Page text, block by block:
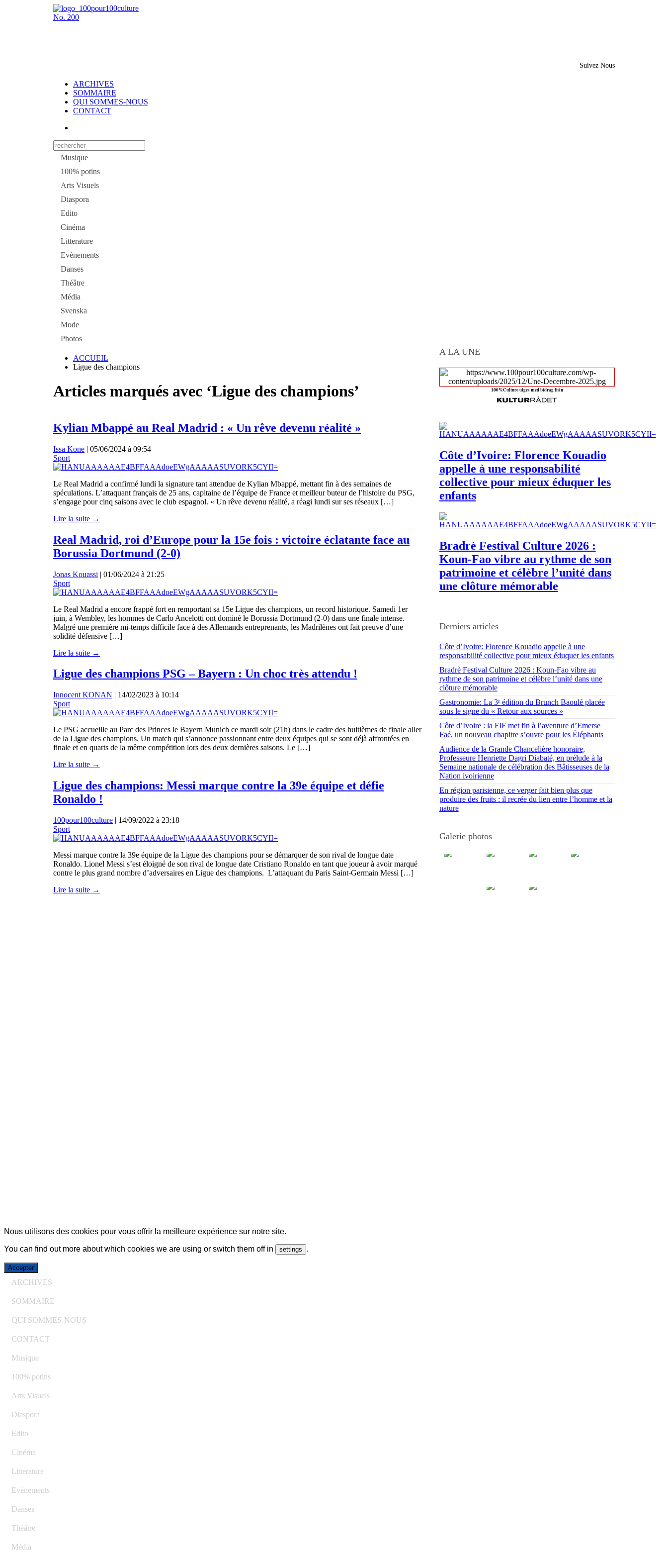
No. 200
Suivez Nous
ARCHIVES
SOMMAIRE
QUI SOMMES-NOUS
CONTACT
Musique
100% potins
Arts Visuels
Diaspora
Edito
Cinéma
Litterature
Evènements
Danses
Théâtre
Média
Svenska
Mode
Photos
ACCUEIL
Ligue des champions
Articles marqués avec ‘Ligue des champions’
Kylian Mbappé au Real Madrid : « Un rêve devenu réalité »
Issa Kone | 05/06/2024 à 09:54
Sport
Le Real Madrid a confirmé lundi la signature tant attendue de Kylian Mbappé, mettant fin à des semaines de
spéculations. L’attaquant français de 25 ans, capitaine de l’équipe de France et meilleur buteur de l’histoire du PSG,
s’engage pour cinq saisons avec le club espagnol. « Un rêve devenu réalité, a réagi lundi sur ses réseaux […]
Lire la suite →
Real Madrid, roi d’Europe pour la 15e fois : victoire éclatante face au
Borussia Dortmund (2-0)
Jonas Kouassi | 01/06/2024 à 21:25
Sport
Le Real Madrid a encore frappé fort en remportant sa 15e Ligue des champions, un record historique. Samedi 1er
juin, à Wembley, les hommes de Carlo Ancelotti ont dominé le Borussia Dortmund (2-0) dans une finale intense.
Malgré une première mi-temps difficile face à des Allemands entreprenants, les Madrilènes ont fait preuve d’une
solidité défensive […]
Lire la suite →
Ligue des champions PSG – Bayern : Un choc très attendu !
Innocent KONAN | 14/02/2023 à 10:14
Sport
Le PSG accueille au Parc des Princes le Bayern Munich ce mardi soir (21h) dans le cadre des huitièmes de finale aller
de la Ligue des champions. Un match qui s’annonce passionnant entre deux équipes qui se sont déjà affrontées en
finale et en quarts de la même compétition lors des deux dernières saisons. Le […]
Lire la suite →
Ligue des champions: Messi marque contre la 39e équipe et défie
Ronaldo !
100pour100culture | 14/09/2022 à 23:18
Sport
Messi marque contre la 39e équipe de la Ligue des champions pour se démarquer de son rival de longue date
Ronaldo. Lionel Messi s’est éloigné de son rival de longue date Cristiano Ronaldo en tant que joueur à avoir marqué
contre le plus grand nombre d’adversaires en Ligue des champions. L’attaquant du Paris Saint-Germain Messi […]
Lire la suite →
A LA UNE
100%Culture utges med bidrag från
Côte d’Ivoire: Florence Kouadio
appelle à une responsabilité
collective pour mieux éduquer les
enfants
Bradrè Festival Culture 2026 :
Koun-Fao vibre au rythme de son
patrimoine et célèbre l’unité dans
une clôture mémorable
Derniers articles
Côte d’Ivoire: Florence Kouadio appelle à une
responsabilité collective pour mieux éduquer les enfants
Bradrè Festival Culture 2026 : Koun-Fao vibre au
rythme de son patrimoine et célèbre l’unité dans une
clôture mémorable
Gastronomie: La 3ᵉ édition du Brunch Baoulé placée
sous le signe du « Retour aux sources »
Côte d’Ivoire : la FIF met fin à l’aventure d’Emerse
Faé, un nouveau chapitre s’ouvre pour les Éléphants
Audience de la Grande Chancelière honoraire,
Professeure Henriette Dagri Diabaté, en prélude à la
Semaine nationale de célébration des Bâtisseuses de la
Nation ivoirienne
En région parisienne, ce verger fait bien plus que
produire des fruits : il recrée du lien entre l’homme et la
nature
Galerie photos
Nous utilisons des cookies pour vous offrir la meilleure expérience sur notre site.
You can find out more about which cookies we are using or switch them off in settings .
Accepter
ARCHIVES
SOMMAIRE
QUI SOMMES-NOUS
CONTACT
Musique
100% potins
Arts Visuels
Diaspora
Edito
Cinéma
Litterature
Evènements
Danses
Théâtre
Média